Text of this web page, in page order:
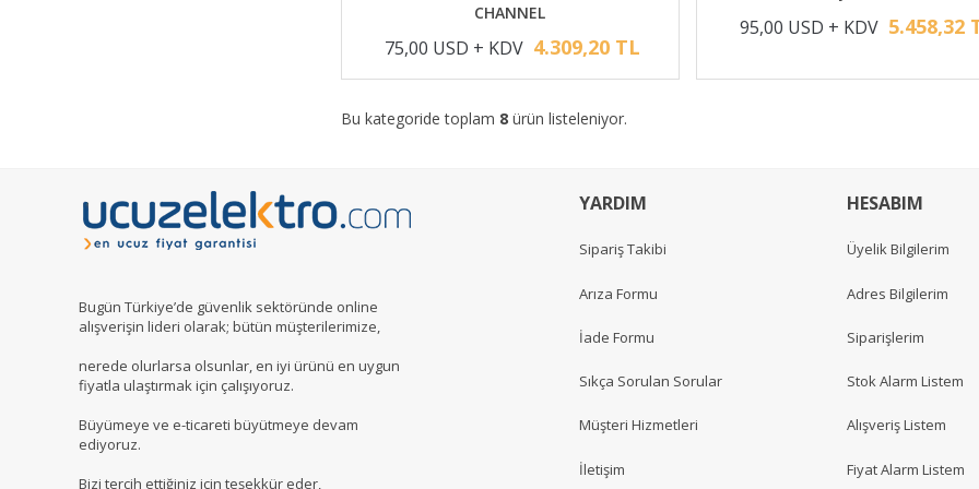
CHANNEL
75,00 USD + KDV 4.309,20 TL
95,00 USD + KDV 5.458,32
Bu kategoride toplam 8 ürün listeleniyor.
Bugün Türkiye’de güvenlik sektöründe online
alışverişin lideri olarak; bütün müşterilerimize,
nerede olurlarsa olsunlar, en iyi ürünü en uygun
fiyatla ulaştırmak için çalışıyoruz.
Büyümeye ve e-ticareti büyütmeye devam
ediyoruz.
Bizi tercih ettiğiniz için teşekkür eder,
YARDIM
Sipariş Takibi
Arıza Formu
İade Formu
Sıkça Sorulan Sorular
Müşteri Hizmetleri
İletişim
HESABIM
Üyelik Bilgilerim
Adres Bilgilerim
Siparişlerim
Stok Alarm Listem
Alışveriş Listem
Fiyat Alarm Listem